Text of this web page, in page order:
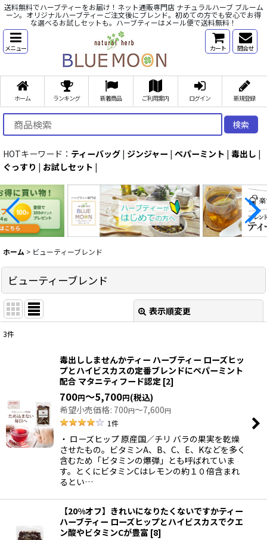
送料無料でハーブティーをお届け！ネット通販専門店 ナチュラルハーブ ブルーム
ーン。オリジナルハーブティーご注文後にブレンド。初めての方でも安心でお得
な選べるお試しセットも。ハーブティーはメール便で送料無料！
メニュー カート 問合せ
ホーム ランキング 新着商品 ご利用案内 ログイン 新規登録
検索
HOTキーワード： ティーバッグ | ジンジャー | ペパーミント | 毒出し |
ぐっすり | お試しセット |
ホーム > ビューティーブレンド
ビューティーブレンド
表示順変更
絞り込む
3件
毒出ししませんかティー ハーブティー ローズヒッ
プとハイビスカスの定番ブレンドにペパーミント
配合 マタニティフード認定 [2]
700円～5,700円(税込)
希望小売価格: 700円～7,600円
1件
・ ローズヒップ 原産国／チリ バラの果実を乾燥
させたもの。ビタミンA、B、C、E、Kなどを多く
含むため「ビタミンの爆弾」とも呼ばれていま
す。とくにビタミンCはレモンの約１０倍含まれ
るとい…
【20%オフ】きれいになりたくないですかティー
ハーブティー ローズヒップとハイビスカスでクエ
ン酸やビタミンCが豊富 [8]